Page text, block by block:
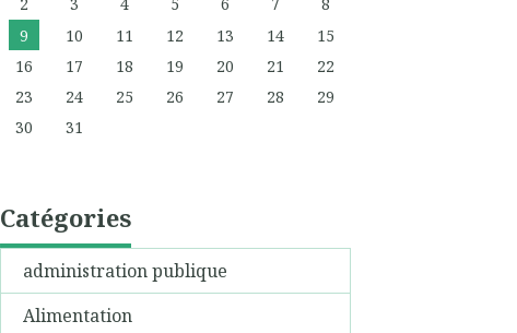
9
10 11 12 13 14
15
16
17 18 19 20 21
22
23
24 25 26 27 28
29
30
31
Catégories
administration publique
Alimentation